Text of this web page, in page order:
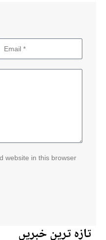
website in this browser
تازہ ترین خبریں